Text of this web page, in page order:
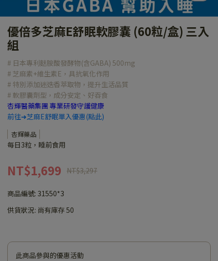
優倍多芝麻E舒眠軟膠囊 (60粒/盒) 三入
組
# 日本專利麩胺酸發酵物(含GABA) 500mg
# 芝麻素+維生素E，具抗氧化作用
# 特別添加迷迭香萃取物，提升生活品質
# 軟膠囊劑型，成分安定、好吞食
杏輝醫藥集團 專業研發守護健康
前往➜芝麻E舒眠單入優惠(點此)
杏輝藥品
每日3粒，睡前食用
NT$1,699 NT$3,297
商品編號: 31550*3
供貨狀況: 尚有庫存 50
此商品參與的優惠活動